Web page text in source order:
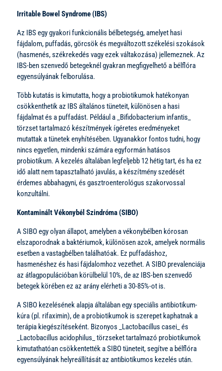
Irritable Bowel Syndrome (IBS)
Az IBS egy gyakori funkcionális bélbetegség, amelyet hasi
fájdalom, puffadás, görcsök és megváltozott székelési szokások
(hasmenés, székrekedés vagy ezek váltakozása) jellemeznek. Az
IBS-ben szenvedő betegeknél gyakran megfigyelhető a bélflóra
egyensúlyának felborulása.
Több kutatás is kimutatta, hogy a probiotikumok hatékonyan
csökkenthetik az IBS általános tüneteit, különösen a hasi
fájdalmat és a puffadást. Például a _Bifidobacterium infantis_
törzset tartalmazó készítmények ígéretes eredményeket
mutattak a tünetek enyhítésében. Ugyanakkor fontos tudni, hogy
nincs egyetlen, mindenki számára egyformán hatásos
probiotikum. A kezelés általában legfeljebb 12 hétig tart, és ha ez
idő alatt nem tapasztalható javulás, a készítmény szedését
érdemes abbahagyni, és gasztroenterológus szakorvossal
konzultálni.
Kontaminált Vékonybél Szindróma (SIBO)
A SIBO egy olyan állapot, amelyben a vékonybélben kórosan
elszaporodnak a baktériumok, különösen azok, amelyek normális
esetben a vastagbélben találhatóak. Ez puffadáshoz,
hasmenéshez és hasi fájdalomhoz vezethet. A SIBO prevalenciája
az átlagpopulációban körülbelül 10%, de az IBS-ben szenvedő
betegek körében ez az arány elérheti a 30-85%-ot is.
A SIBO kezelésének alapja általában egy speciális antibiotikum-
kúra (pl. rifaximin), de a probiotikumok is szerepet kaphatnak a
terápia kiegészítéseként. Bizonyos _Lactobacillus casei_ és
_Lactobacillus acidophilus_ törzseket tartalmazó probiotikumok
kimutathatóan csökkentették a SIBO tüneteit, segítve a bélflóra
egyensúlyának helyreállítását az antibiotikumos kezelés után.